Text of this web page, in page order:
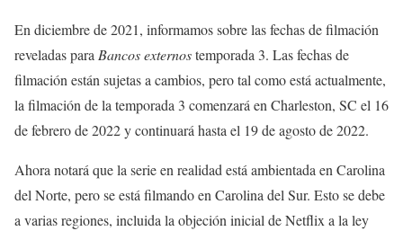
En diciembre de 2021, informamos sobre las fechas de filmación
reveladas para Bancos externostemporada 3. Las fechas de
filmación están sujetas a cambios, pero tal como está actualmente,
la filmación de la temporada 3 comenzará en Charleston, SC el 16
de febrero de 2022 y continuará hasta el 19 de agosto de 2022.
Ahora notará que la serie en realidad está ambientada en Carolina
del Norte, pero se está filmando en Carolina del Sur. Esto se debe
a varias regiones, incluida la objeción inicial de Netflix a la ley